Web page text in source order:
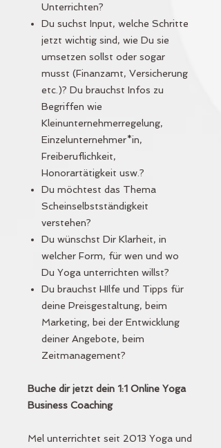
Unterrichten?
Du suchst Input, welche Schritte
jetzt wichtig sind, wie Du sie
umsetzen sollst oder sogar
musst (Finanzamt, Versicherung
etc.)? Du brauchst Infos zu
Begriffen wie
Kleinunternehmerregelung,
Einzelunternehmer*in,
Freiberuflichkeit,
Honorartätigkeit usw.?
Du möchtest das Thema
Scheinselbstständigkeit
verstehen?
Du wünschst Dir Klarheit, in
welcher Form, für wen und wo
Du Yoga unterrichten willst?
Du brauchst HIlfe und Tipps für
deine Preisgestaltung, beim
Marketing, bei der Entwicklung
deiner Angebote, beim
Zeitmanagement?
Buche dir jetzt dein 1:1 Online Yoga
Business Coaching
Mel unterrichtet seit 2013 Yoga und